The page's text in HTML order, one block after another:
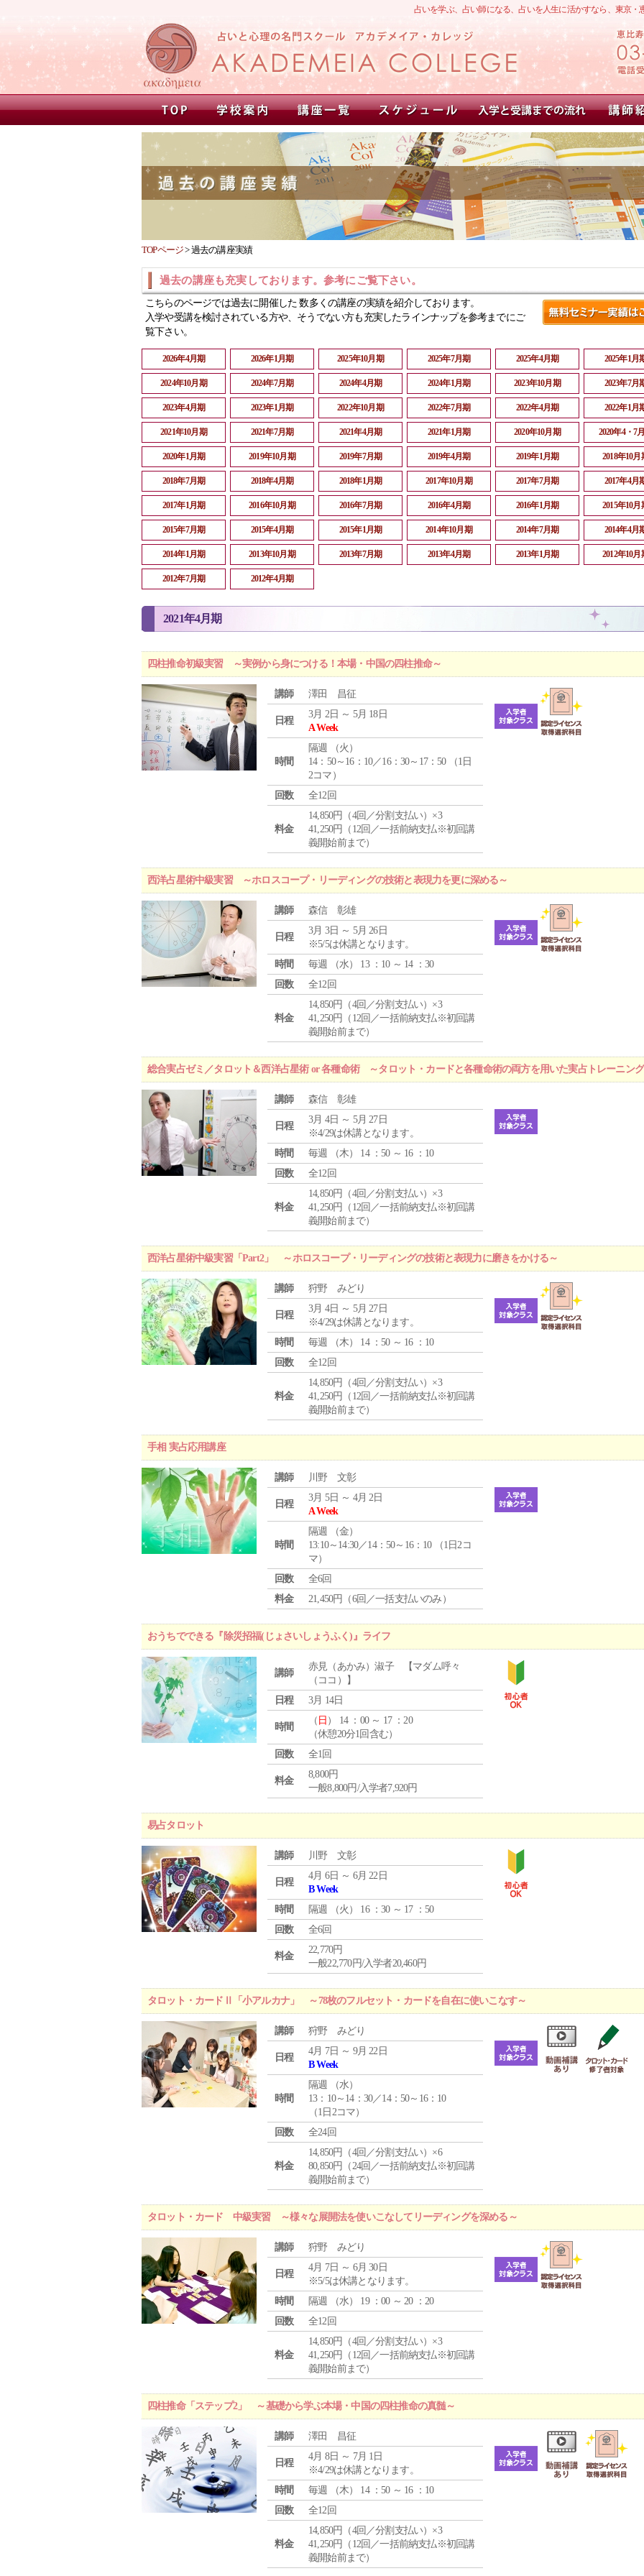
占いを学ぶ、占い師になる、占いを人生に活かすなら、東京
TOPページ>過去の講座実績
過去の講座も充実しております。参考にご覧下さい。
こちらのページでは過去に開催した 数多くの講座の実績を紹介しております。
入学や受講を検討されている方や、そうでない方も充実したラインナップを参考までにご
覧下さい。
2026年4月期 2026年1月期 2025年10月期 2025年7月期 2025年4月期 2025年1月
2024年10月期 2024年7月期 2024年4月期 2024年1月期 2023年10月期 2023年7月
2023年4月期 2023年1月期 2022年10月期 2022年7月期 2022年4月期 2022年1月
2021年10月期 2021年7月期 2021年4月期 2021年1月期 2020年10月期 2020年4・7
2020年1月期 2019年10月期 2019年7月期 2019年4月期 2019年1月期 2018年10月
2018年7月期 2018年4月期 2018年1月期 2017年10月期 2017年7月期 2017年4月
2017年1月期 2016年10月期 2016年7月期 2016年4月期 2016年1月期 2015年10月
2015年7月期 2015年4月期 2015年1月期 2014年10月期 2014年7月期 2014年4月
2014年1月期 2013年10月期 2013年7月期 2013年4月期 2013年1月期 2012年10月
2012年7月期 2012年4月期
2021年4月期
四柱推命初級実習 ～実例から身につける！本場・中国の四柱推命～
講師 澤田 昌征
日程
3月 2日 ～ 5月 18日
A Week
時間
隔週 （火 ）
14：50～16：10／16：30～17：50 （1日
2コマ）
回数
全12回
料金
14,850円（4回／分割支払い）×3
41,250円（12回／一括前納支払※初回講
義開始前まで）
西洋占星術中級実習 ～ホロスコープ・リーディングの技術と表現力を更に深める～
講師 森信 彰雄
日程
3月 3日 ～ 5月 26日
※5/5は休講となります。
時間
毎週 （水） 13 ：10 ～ 14 ：30
回数
全12回
料金
14,850円（4回／分割支払い）×3
41,250円（12回／一括前納支払※初回講
義開始前まで）
総合実占ゼミ／タロット＆西洋占星術 or 各種命術 ～タロット・カードと各種命術の両方を用いた実占トレーニン
講師 森信 彰雄
日程
3月 4日 ～ 5月 27日
※4/29は休講となります。
時間
毎週 （木） 14 ：50 ～ 16 ：10
回数
全12回
料金
14,850円（4回／分割支払い）×3
41,250円（12回／一括前納支払※初回講
義開始前まで）
西洋占星術中級実習「Part2」 ～ホロスコープ・リーディングの技術と表現力に磨きをかける～
講師 狩野 みどり
日程
3月 4日 ～ 5月 27日
※4/29は休講となります。
時間
毎週 （木） 14 ：50 ～ 16 ：10
回数
全12回
料金
14,850円（4回／分割支払い）×3
41,250円（12回／一括前納支払※初回講
義開始前まで）
手相 実占応用講座
講師 川野 文彰
日程
3月 5日 ～ 4月 2日
A Week
時間
隔週 （金）
13:10～14:30／14：50～16：10 （1日2コ
マ）
回数
全6回
料金
21,450円（6回／一括支払いのみ）
おうちでできる『除災招福(じょさいしょうふく)』ライフ
講師
赤見（あかみ）淑子 【マダム呼々
（ココ）】
日程
3月 14日
時間
（ 日 ） 14 ：00 ～ 17 ：20
（休憩20分1回含む）
回数
全1回
料金
8,800円
一般8,800円/入学者7,920円
易占タロット
講師 川野 文彰
日程
4月 6日 ～ 6月 22日
B Week
時間
隔週 （火 ） 16 ：30 ～ 17 ：50
回数
全6回
料金
22,770円
一般22,770円/入学者20,460円
タロット・カードⅡ「小アルカナ」 ～78枚のフルセット・カードを自在に使いこなす～
講師 狩野 みどり
日程
4月 7日 ～ 9月 22日
B Week
時間
隔週 （水）
13：10～14：30／14：50～16：10
（1日2コマ）
回数
全24回
料金
14,850円（4回／分割支払い）×6
80,850円（24回／一括前納支払※初回講
義開始前まで）
タロット・カード 中級実習 ～様々な展開法を使いこなしてリーディングを深める～
講師 狩野 みどり
日程
4月 7日 ～ 6月 30日
※5/5は休講となります。
時間
隔週 （水） 19 ：00 ～ 20 ：20
回数
全12回
料金
14,850円（4回／分割支払い）×3
41,250円（12回／一括前納支払※初回講
義開始前まで）
四柱推命「ステップ2」 ～基礎から学ぶ本場・中国の四柱推命の真髄～
講師 澤田 昌征
日程
4月 8日 ～ 7月 1日
※4/29は休講となります。
時間
毎週 （木） 14 ：50 ～ 16 ：10
回数
全12回
料金
14,850円（4回／分割支払い）×3
41,250円（12回／一括前納支払※初回講
義開始前まで）